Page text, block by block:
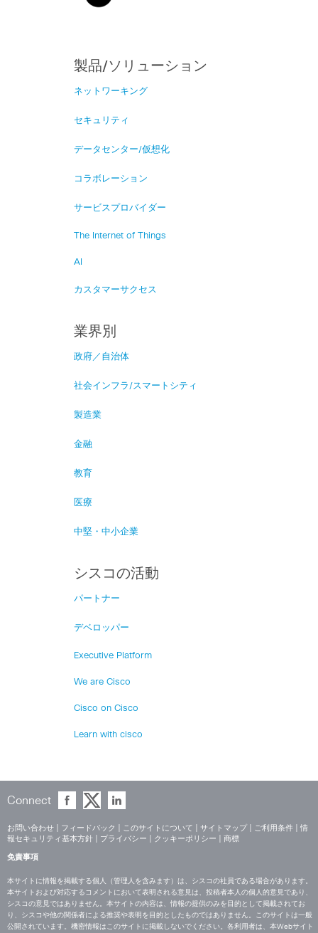
製品/ソリューション
ネットワーキング
セキュリティ
データセンター/仮想化
コラボレーション
サービスプロバイダー
The Internet of Things
AI
カスタマーサクセス
業界別
政府／自治体
社会インフラ/スマートシティ
製造業
金融
教育
医療
中堅・中小企業
シスコの活動
パートナー
デベロッパー
Executive Platform
We are Cisco
Cisco on Cisco
Learn with cisco
Connect
お問い合わせ フィードバック このサイトについて サイトマップ ご利用条件
情
報セキュリティ基本方針
プライバシー クッキーポリシー 商標
免責事項
本サイトに情報を掲載する個人（管理人を含みます）は、シスコの社員である場合があります。
本サイトおよび対応するコメントにおいて表明される意見は、投稿者本人の個人的意見であり、
シスコの意見ではありません。本サイトの内容は、情報の提供のみを目的として掲載されてお
り、シスコや他の関係者による推奨や表明を目的としたものではありません。このサイトは一般
公開されています。機密情報はこのサイトに掲載しないでください。各利用者は、本Webサイト